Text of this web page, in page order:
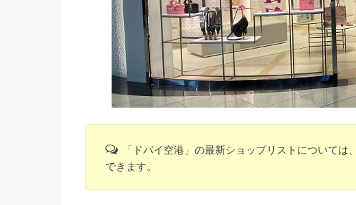
「ドバイ空港」の最新ショップリストについては、
できます。